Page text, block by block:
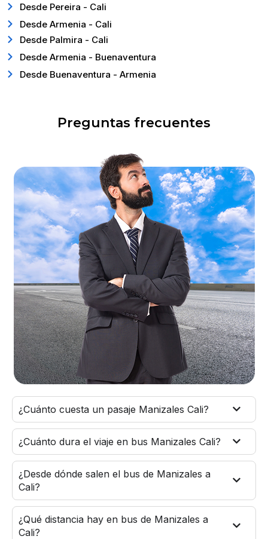
Desde Pereira - Cali
Desde Armenia - Cali
Desde Palmira - Cali
Desde Armenia - Buenaventura
Desde Buenaventura - Armenia
Preguntas frecuentes
¿Cuánto cuesta un pasaje Manizales Cali?
¿Cuánto dura el viaje en bus Manizales Cali?
¿Desde dónde salen el bus de Manizales a
Cali?
¿Qué distancia hay en bus de Manizales a
Cali?